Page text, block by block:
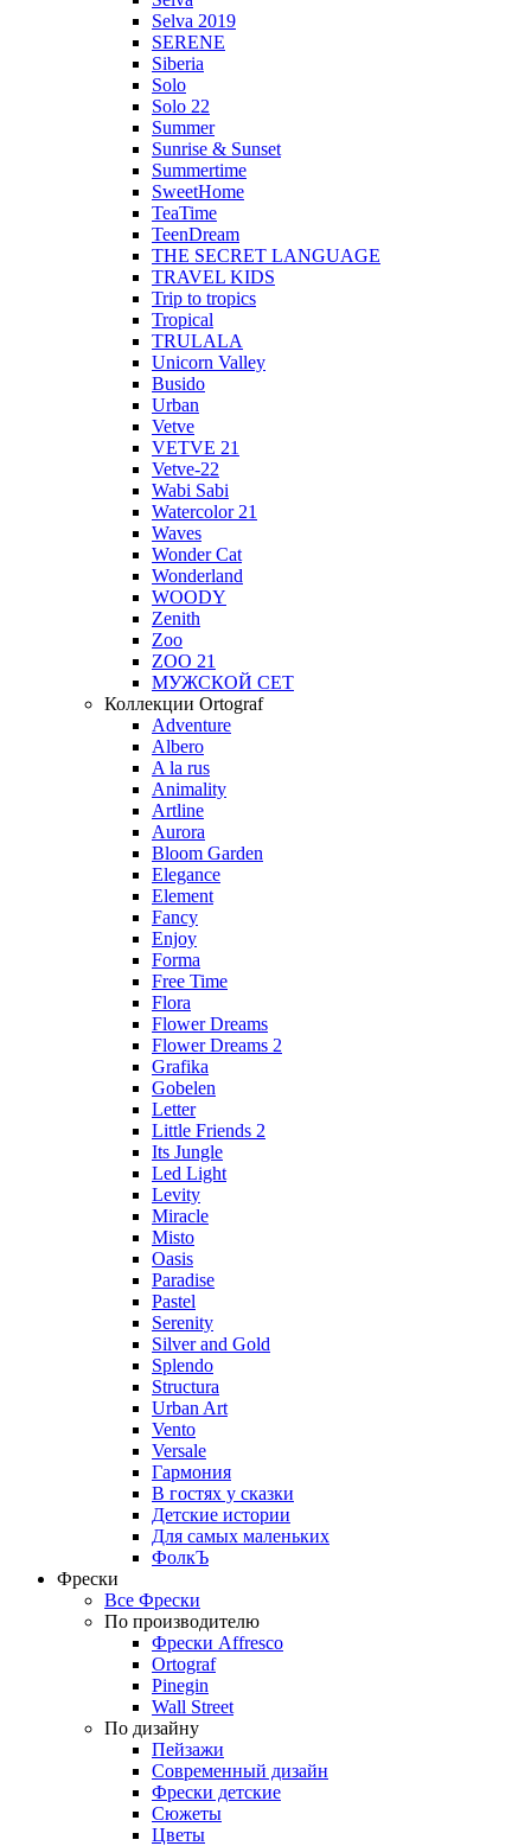
Selva 2019
SERENE
Siberia
Solo
Solo 22
Summer
Sunrise & Sunset
Summertime
SweetHome
TeaTime
TeenDream
THE SECRET LANGUAGE
TRAVEL KIDS
Trip to tropics
Tropical
TRULALA
Unicorn Valley
Busido
Urban
Vetve
VETVE 21
Vetve-22
Wabi Sabi
Watercolor 21
Waves
Wonder Cat
Wonderland
WOODY
Zenith
Zoo
ZOO 21
МУЖСКОЙ СЕТ
Коллекции Ortograf
Adventure
Albero
A la rus
Animality
Artline
Aurora
Bloom Garden
Elegance
Element
Fancy
Enjoy
Forma
Free Time
Flora
Flower Dreams
Flower Dreams 2
Grafika
Gobelen
Letter
Little Friends 2
Its Jungle
Led Light
Levity
Miracle
Misto
Oasis
Paradise
Pastel
Serenity
Silver and Gold
Splendo
Structura
Urban Art
Vento
Versale
Гармония
В гостях у сказки
Детские истории
Для самых маленьких
ФолкЪ
Фрески
Все Фрески
По производителю
Фрески Affresco
Ortograf
Pinegin
Wall Street
По дизайну
Пейзажи
Современный дизайн
Фрески детские
Сюжеты
Цветы